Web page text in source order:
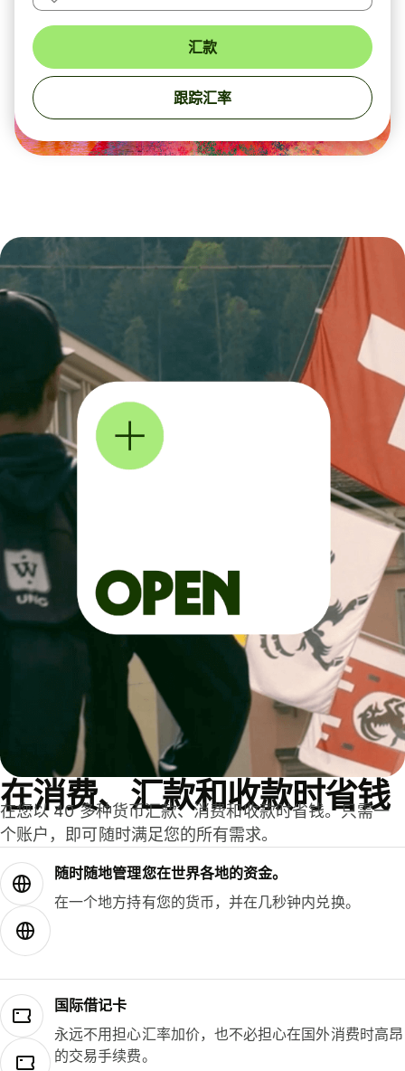
汇款
跟踪汇率
在消费、汇款和收款时省钱
在您以 40 多种货币汇款、消费和收款时省钱。只需一
个账户，即可随时满足您的所有需求。
随时随地管理您在世界各地的资金。
在一个地方持有您的货币，并在几秒钟内兑换。
国际借记卡
永远不用担心汇率加价，也不必担心在国外消费时高昂
的交易手续费。